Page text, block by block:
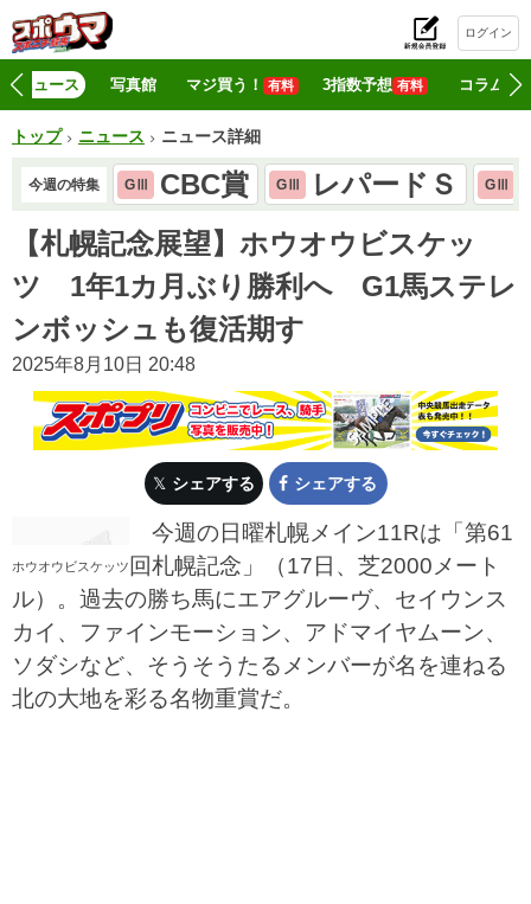
ログイン
ニュース 写真館 マジ買う！ 有料 3指数予想 有料 コラム
トップ ニュース ニュース詳細
今週の特集 GⅢ CBC賞 GⅢ レパードＳ GⅢ
【札幌記念展望】ホウオウビスケッ
ツ 1年1カ月ぶり勝利へ G1馬ステレ
ンボッシュも復活期す
2025年8月10日 20:48
シェアする シェアする
ホウオウビスケッツ
今週の日曜札幌メイン11Rは「第61
回札幌記念」（17日、芝2000メート
ル）。過去の勝ち馬にエアグルーヴ、セイウンス
カイ、ファインモーション、アドマイヤムーン、
ソダシなど、そうそうたるメンバーが名を連ねる
北の大地を彩る名物重賞だ。